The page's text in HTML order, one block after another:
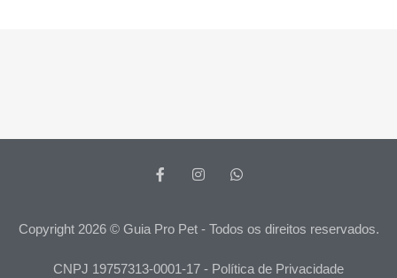
Copyright 2026 © Guia Pro Pet - Todos os direitos reservados.
CNPJ 19757313-0001-17 - Política de Privacidade